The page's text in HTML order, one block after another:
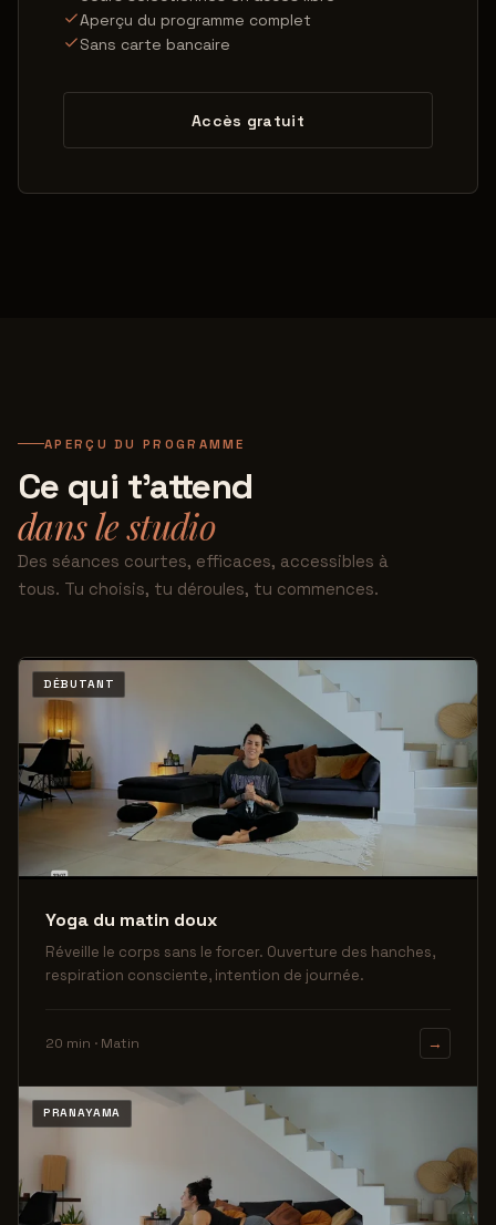
Aperçu du programme complet
Sans carte bancaire
Accès gratuit
APERÇU DU PROGRAMME
Ce qui t'attend
dans le studio
Des séances courtes, efficaces, accessibles à
tous. Tu choisis, tu déroules, tu commences.
DÉBUTANT
Yoga du matin doux
Réveille le corps sans le forcer. Ouverture des hanches,
respiration consciente, intention de journée.
20 min · Matin →
PRANAYAMA